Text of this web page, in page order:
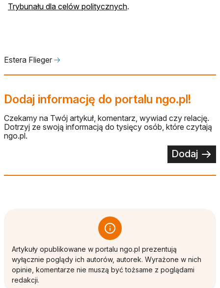
Trybunału dla celów politycznych.
Estera Flieger 🡢
Dodaj informację do portalu ngo.pl!
Czekamy na Twój artykuł, komentarz, wywiad czy relację.
Dotrzyj ze swoją informacją do tysięcy osób, które czytają
ngo.pl.
Dodaj
Artykuły opublikowane w portalu ngo.pl prezentują
wyłącznie poglądy ich autorów, autorek. Wyrażone w nich
opinie, komentarze nie muszą być tożsame z poglądami
redakcji.